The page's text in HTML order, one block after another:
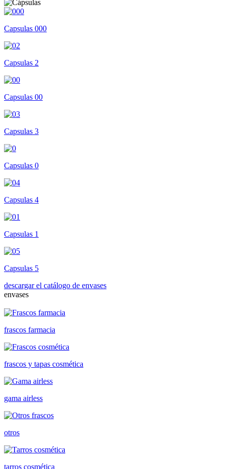
Capsulas 000
Capsulas 2
Capsulas 00
Capsulas 3
Capsulas 0
Capsulas 4
Capsulas 1
Capsulas 5
descargar el catálogo de envases
envases
frascos farmacia
frascos y tapas cosmética
gama airless
otros
tarros cosmética